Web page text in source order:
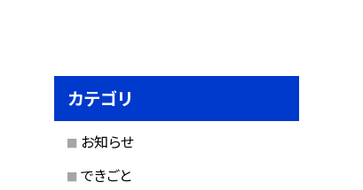
カテゴリ
お知らせ
できごと